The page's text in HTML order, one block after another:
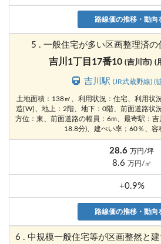
路線価の推移・動向
5 . 一般住宅が多い区画整理済
吉川1丁目17番10 (吉川市) (
吉川駅(JR武蔵野線) (
土地面積：138㎡、利用状況：住宅、利用状
造[W]、地上：2階、地下：0階、前面道路状
方位：東、前面道路の幅員：6m、最寄駅：
18.8分)、建ぺい率；60％、容
28.6 万円/坪
8.6 万円/㎡
+0.9%
路線価の推移・動向
6 . 中規模一般住宅等が区画整然と